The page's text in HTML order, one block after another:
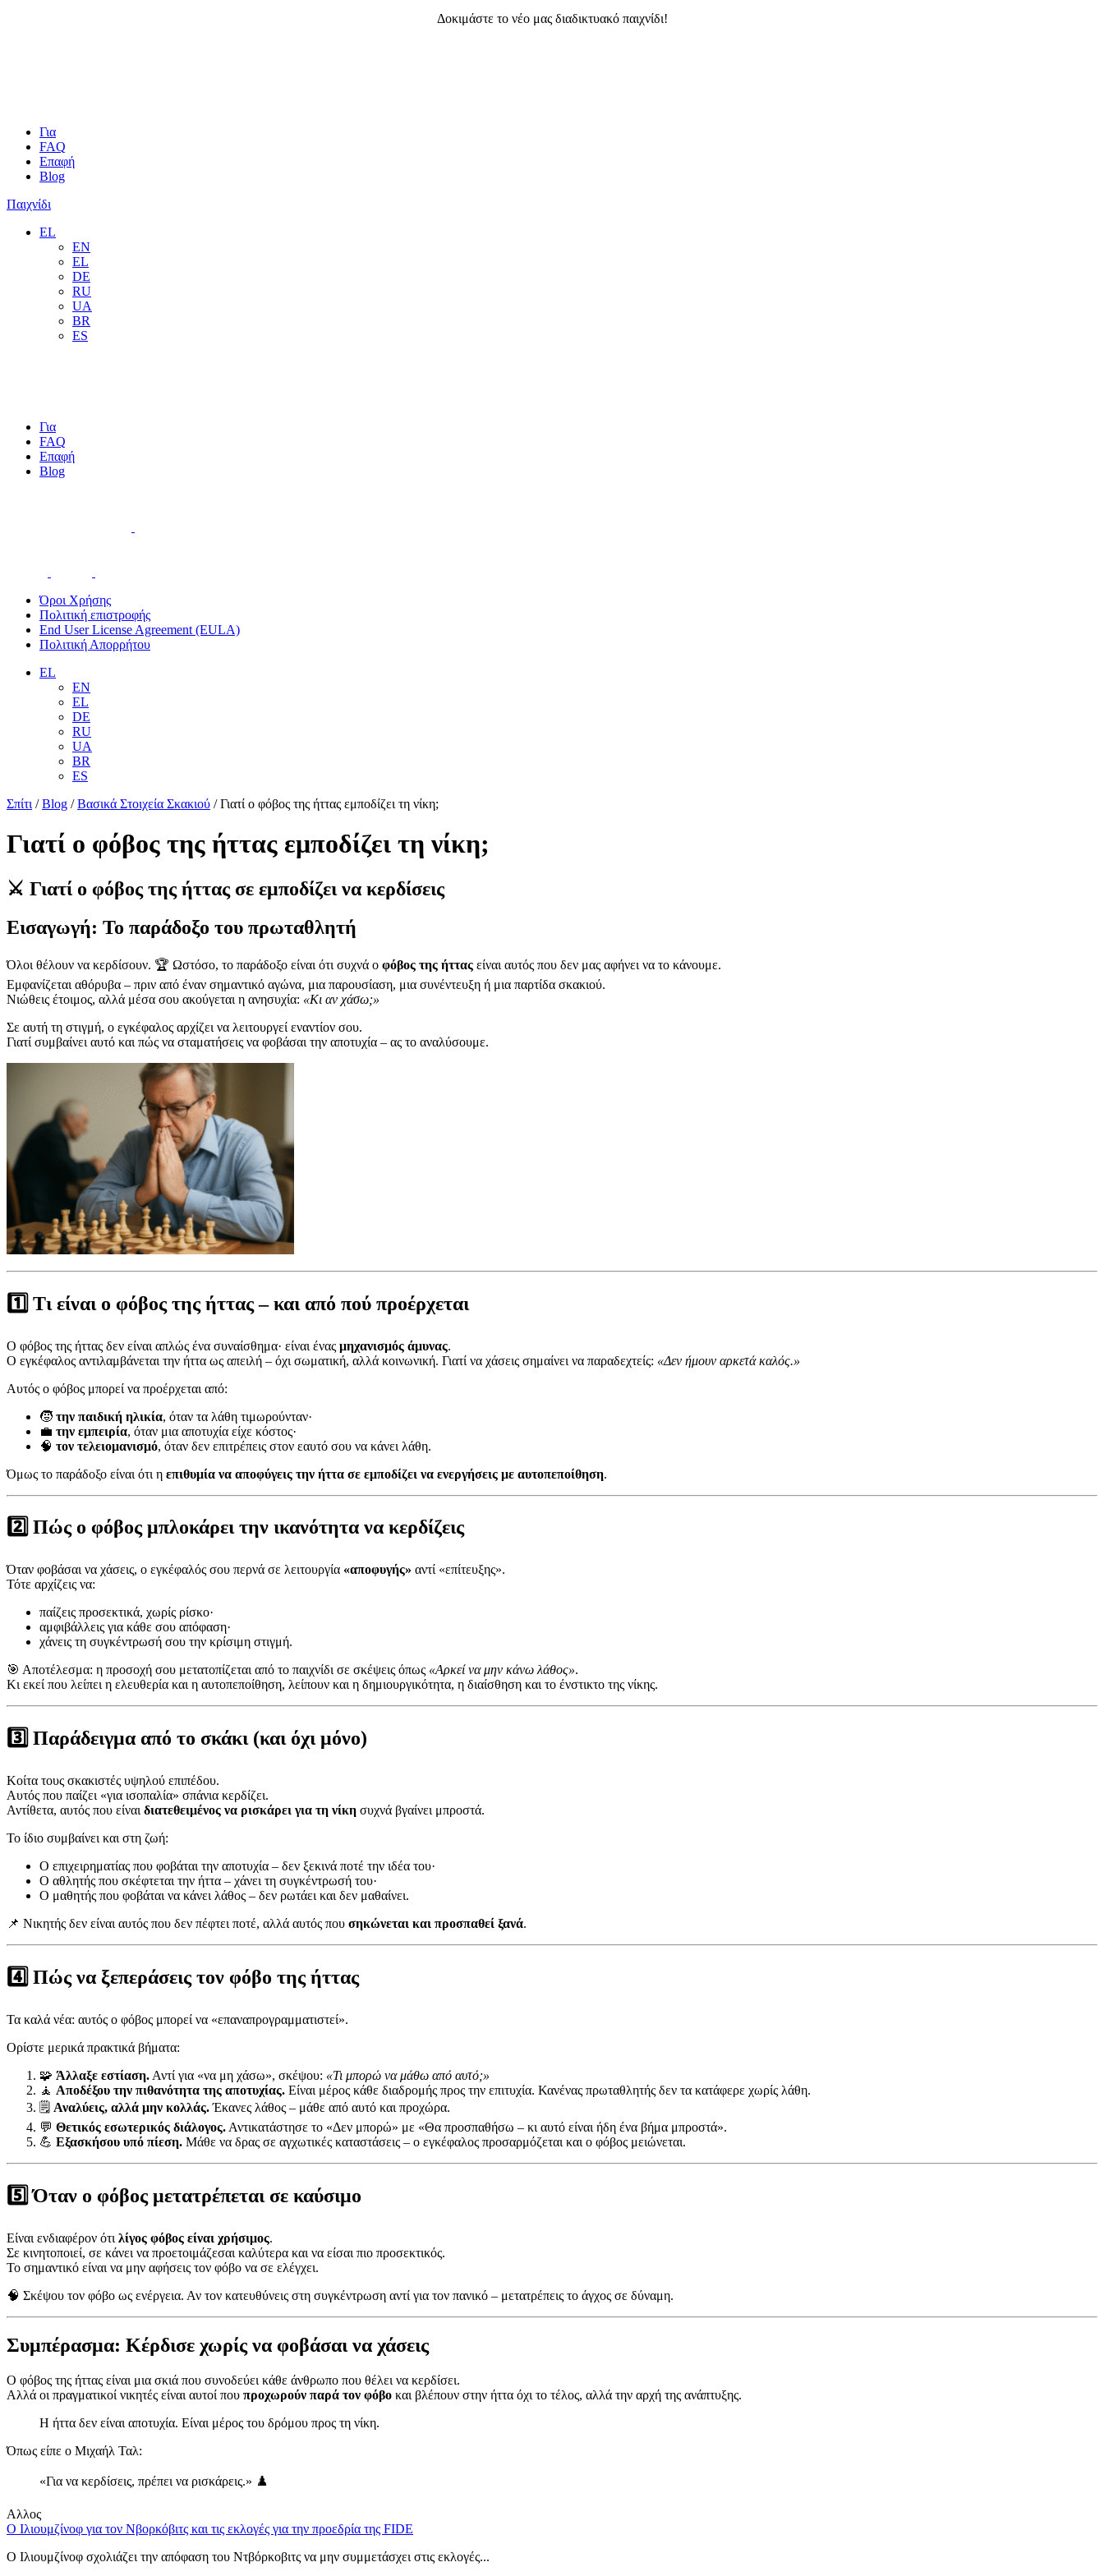
Δοκιμάστε το νέο μας διαδικτυακό παιχνίδι!
Για
FAQ
Επαφή
Blog
Παιχνίδι
EL
EN
EL
DE
RU
UA
BR
ES
Για
FAQ
Επαφή
Blog
Όροι Χρήσης
Πολιτική επιστροφής
End User License Agreement (EULA)
Πολιτική Απορρήτου
EL
EN
EL
DE
RU
UA
BR
ES
Σπίτι /Blog /Βασικά Στοιχεία Σκακιού /Γιατί ο φόβος της ήττας εμποδίζει τη νίκη;
Γιατί ο φόβος της ήττας εμποδίζει τη νίκη;
⚔️ Γιατί ο φόβος της ήττας σε εμποδίζει να κερδίσεις
Εισαγωγή: Το παράδοξο του πρωταθλητή
Όλοι θέλουν να κερδίσουν. 🏆 Ωστόσο, το παράδοξο είναι ότι συχνά ο φόβος της ήττας είναι αυτός που δεν μας αφήνει να το κάνουμε.
Εμφανίζεται αθόρυβα – πριν από έναν σημαντικό αγώνα, μια παρουσίαση, μια συνέντευξη ή μια παρτίδα σκακιού.
Νιώθεις έτοιμος, αλλά μέσα σου ακούγεται η ανησυχία: «Κι αν χάσω;»
Σε αυτή τη στιγμή, ο εγκέφαλος αρχίζει να λειτουργεί εναντίον σου.
Γιατί συμβαίνει αυτό και πώς να σταματήσεις να φοβάσαι την αποτυχία – ας το αναλύσουμε.
1️⃣ Τι είναι ο φόβος της ήττας – και από πού προέρχεται
Ο φόβος της ήττας δεν είναι απλώς ένα συναίσθημα· είναι ένας μηχανισμός άμυνας.
Ο εγκέφαλος αντιλαμβάνεται την ήττα ως απειλή – όχι σωματική, αλλά κοινωνική. Γιατί να χάσεις σημαίνει να παραδεχτείς: «Δεν ήμουν αρκετά καλός.»
Αυτός ο φόβος μπορεί να προέρχεται από:
🧒 την παιδική ηλικία, όταν τα λάθη τιμωρούνταν·
💼 την εμπειρία, όταν μια αποτυχία είχε κόστος·
🧠 τον τελειομανισμό, όταν δεν επιτρέπεις στον εαυτό σου να κάνει λάθη.
Όμως το παράδοξο είναι ότι η επιθυμία να αποφύγεις την ήττα σε εμποδίζει να ενεργήσεις με αυτοπεποίθηση.
2️⃣ Πώς ο φόβος μπλοκάρει την ικανότητα να κερδίζεις
Όταν φοβάσαι να χάσεις, ο εγκέφαλός σου περνά σε λειτουργία «αποφυγής» αντί «επίτευξης».
Τότε αρχίζεις να:
παίζεις προσεκτικά, χωρίς ρίσκο·
αμφιβάλλεις για κάθε σου απόφαση·
χάνεις τη συγκέντρωσή σου την κρίσιμη στιγμή.
🎯 Αποτέλεσμα: η προσοχή σου μετατοπίζεται από το παιχνίδι σε σκέψεις όπως «Αρκεί να μην κάνω λάθος».
Κι εκεί που λείπει η ελευθερία και η αυτοπεποίθηση, λείπουν και η δημιουργικότητα, η διαίσθηση και το ένστικτο της νίκης.
3️⃣ Παράδειγμα από το σκάκι (και όχι μόνο)
Κοίτα τους σκακιστές υψηλού επιπέδου.
Αυτός που παίζει «για ισοπαλία» σπάνια κερδίζει.
Αντίθετα, αυτός που είναι διατεθειμένος να ρισκάρει για τη νίκη συχνά βγαίνει μπροστά.
Το ίδιο συμβαίνει και στη ζωή:
Ο επιχειρηματίας που φοβάται την αποτυχία – δεν ξεκινά ποτέ την ιδέα του·
Ο αθλητής που σκέφτεται την ήττα – χάνει τη συγκέντρωσή του·
Ο μαθητής που φοβάται να κάνει λάθος – δεν ρωτάει και δεν μαθαίνει.
📌 Νικητής δεν είναι αυτός που δεν πέφτει ποτέ, αλλά αυτός που σηκώνεται και προσπαθεί ξανά.
4️⃣ Πώς να ξεπεράσεις τον φόβο της ήττας
Τα καλά νέα: αυτός ο φόβος μπορεί να «επαναπρογραμματιστεί».
Ορίστε μερικά πρακτικά βήματα:
🧩 Άλλαξε εστίαση. Αντί για «να μη χάσω», σκέψου: «Τι μπορώ να μάθω από αυτό;»
🧘 Αποδέξου την πιθανότητα της αποτυχίας. Είναι μέρος κάθε διαδρομής προς την επιτυχία. Κανένας πρωταθλητής δεν τα κατάφερε χωρίς λάθη.
🗒️ Αναλύεις, αλλά μην κολλάς.Έκανες λάθος – μάθε από αυτό και προχώρα.
💬 Θετικός εσωτερικός διάλογος. Αντικατάστησε το «Δεν μπορώ» με «Θα προσπαθήσω – κι αυτό είναι ήδη ένα βήμα μπροστά».
💪 Εξασκήσου υπό πίεση. Μάθε να δρας σε αγχωτικές καταστάσεις – ο εγκέφαλος προσαρμόζεται και ο φόβος μειώνεται.
5️⃣ Όταν ο φόβος μετατρέπεται σε καύσιμο
Είναι ενδιαφέρον ότι λίγος φόβος είναι χρήσιμος.
Σε κινητοποιεί, σε κάνει να προετοιμάζεσαι καλύτερα και να είσαι πιο προσεκτικός.
Το σημαντικό είναι να μην αφήσεις τον φόβο να σε ελέγχει.
🧠 Σκέψου τον φόβο ως ενέργεια. Αν τον κατευθύνεις στη συγκέντρωση αντί για τον πανικό – μετατρέπεις το άγχος σε δύναμη.
Συμπέρασμα: Κέρδισε χωρίς να φοβάσαι να χάσεις
Ο φόβος της ήττας είναι μια σκιά που συνοδεύει κάθε άνθρωπο που θέλει να κερδίσει.
Αλλά οι πραγματικοί νικητές είναι αυτοί που προχωρούν παρά τον φόβο και βλέπουν στην ήττα όχι το τέλος, αλλά την αρχή της ανάπτυξης.
Η ήττα δεν είναι αποτυχία. Είναι μέρος του δρόμου προς τη νίκη.
Όπως είπε ο Μιχαήλ Ταλ:
«Για να κερδίσεις, πρέπει να ρισκάρεις.» ♟️
Αλλος
Ο Ιλιουμζίνοφ για τον Νβορκόβιτς και τις εκλογές για την προεδρία της FIDE
Ο Ιλιουμζίνοφ σχολιάζει την απόφαση του Ντβόρκοβιτς να μην συμμετάσχει στις εκλογές...